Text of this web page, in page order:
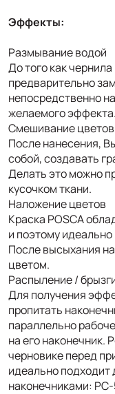
Эффекты:
Размывание водой
До того как
предварительно
непосредственно
желаемого эффекта.
Смешивание цветов
После нанесения,
собой, создавать
Делать это можно
кусочком ткани.
Наложение цветов
Краска POSCA
и поэтому
После высыхания
цветом.
Распыление /
Для получения
пропитать
параллельно
на его наконечник.
черновике перед
идеально
наконечниками: PC-